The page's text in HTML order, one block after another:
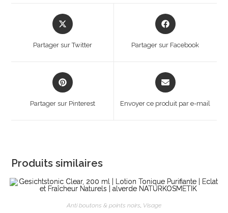
Opens
in
new
Partager sur Twitter
Opens
in
Partager sur Facebook
Opens
in
Partager sur Pinterest
Opens
in
new
Envoyer ce produit par e-mail
Produits similaires
Anti boutons & points noirs, Visage